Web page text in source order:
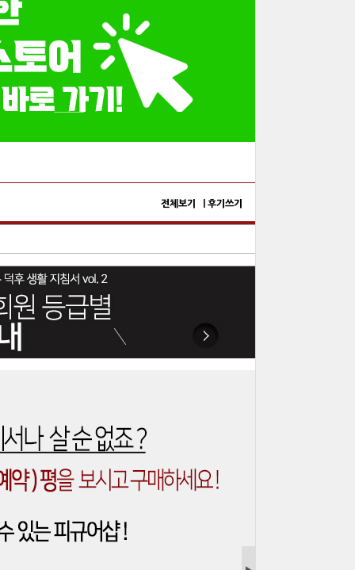
전체보기 | 후기쓰기